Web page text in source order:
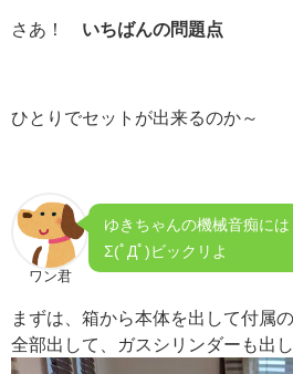
さあ！ いちばんの問題点
ひとりでセットが出来るのか～
ワン君
ゆきちゃんの機械音痴には
Σ(ﾟДﾟ)ビックリよ
まずは、箱から本体を出して付属
全部出して、ガスシリンダーも出し